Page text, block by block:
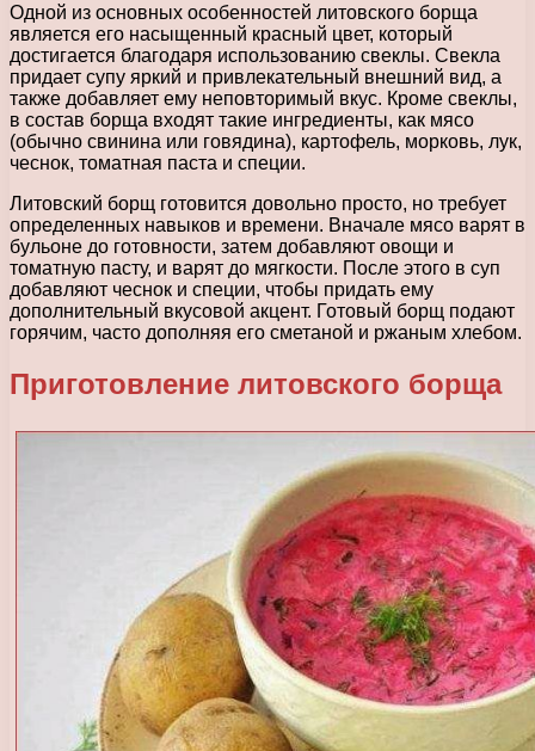
Одной из основных особенностей литовского борща
является его насыщенный красный цвет, который
достигается благодаря использованию свеклы. Свекла
придает супу яркий и привлекательный внешний вид, а
также добавляет ему неповторимый вкус. Кроме свеклы,
в состав борща входят такие ингредиенты, как мясо
(обычно свинина или говядина), картофель, морковь, лук,
чеснок, томатная паста и специи.
Литовский борщ готовится довольно просто, но требует
определенных навыков и времени. Вначале мясо варят в
бульоне до готовности, затем добавляют овощи и
томатную пасту, и варят до мягкости. После этого в суп
добавляют чеснок и специи, чтобы придать ему
дополнительный вкусовой акцент. Готовый борщ подают
горячим, часто дополняя его сметаной и ржаным хлебом.
Приготовление литовского борща